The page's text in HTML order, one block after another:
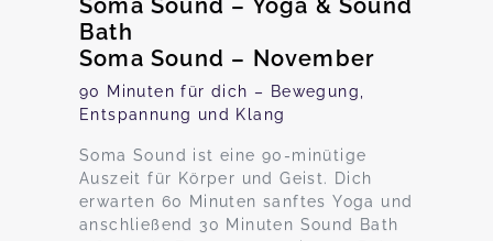
Soma Sound – Yoga & Sound
Bath
Soma Sound – November
90 Minuten für dich – Bewegung,
Entspannung und Klang
Soma Sound ist eine 90-minütige
Auszeit für Körper und Geist. Dich
erwarten 60 Minuten sanftes Yoga und
anschließend 30 Minuten Sound Bath